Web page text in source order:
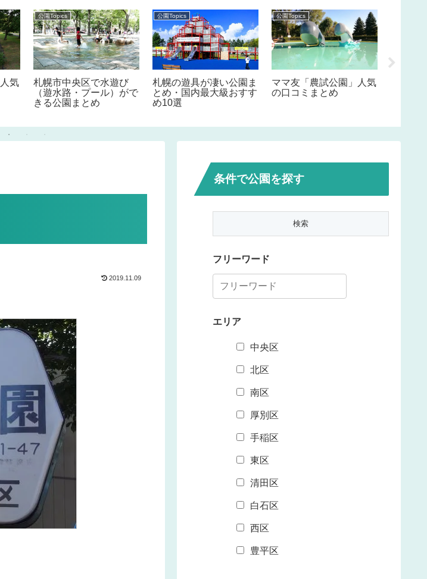
気
公園Topics
札幌市中央区で水遊び
（遊水路・プール）がで
きる公園まとめ
公園Topics
札幌の遊具が凄い公園ま
とめ・国内最大級おすす
め10選
公園Topics
ママ友「農試公園」人気
の口コミまとめ
2019.11.09
条件で公園を探す
フリーワード
エリア
中央区
北区
南区
厚別区
手稲区
東区
清田区
白石区
西区
豊平区